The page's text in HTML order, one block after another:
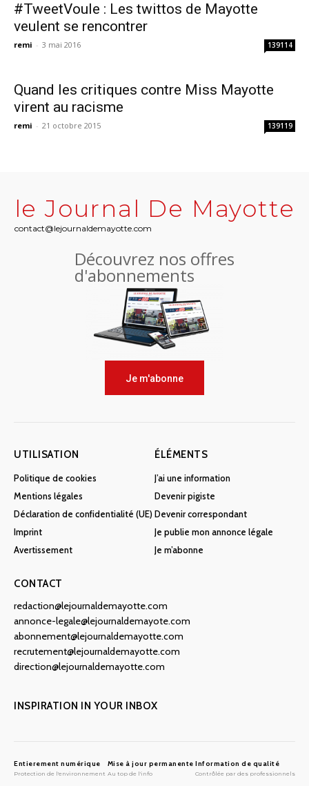
#TweetVoule : Les twittos de Mayotte
veulent se rencontrer
remi - 3 mai 2016 139114
Quand les critiques contre Miss Mayotte
virent au racisme
remi - 21 octobre 2015 139119
le Journal De Mayotte
contact@lejournaldemayotte.com
Découvrez nos offres
d'abonnements
Je m'abonne
UTILISATION
Politique de cookies
Mentions légales
Déclaration de confidentialité (UE)
Imprint
Avertissement
ÉLÉMENTS
J’ai une information
Devenir pigiste
Devenir correspondant
Je publie mon annonce légale
Je m’abonne
CONTACT
redaction@lejournaldemayotte.com
annonce-legale@lejournaldemayote.com
abonnement@lejournaldemayotte.com
recrutement@lejournaldemayotte.com
direction@lejournaldemayotte.com
INSPIRATION IN YOUR INBOX
Entierement numérique
Protection de l'environnement
Mise à jour permanente
Au top de l'info
Information de qualité
Contrôlée par des professionnels